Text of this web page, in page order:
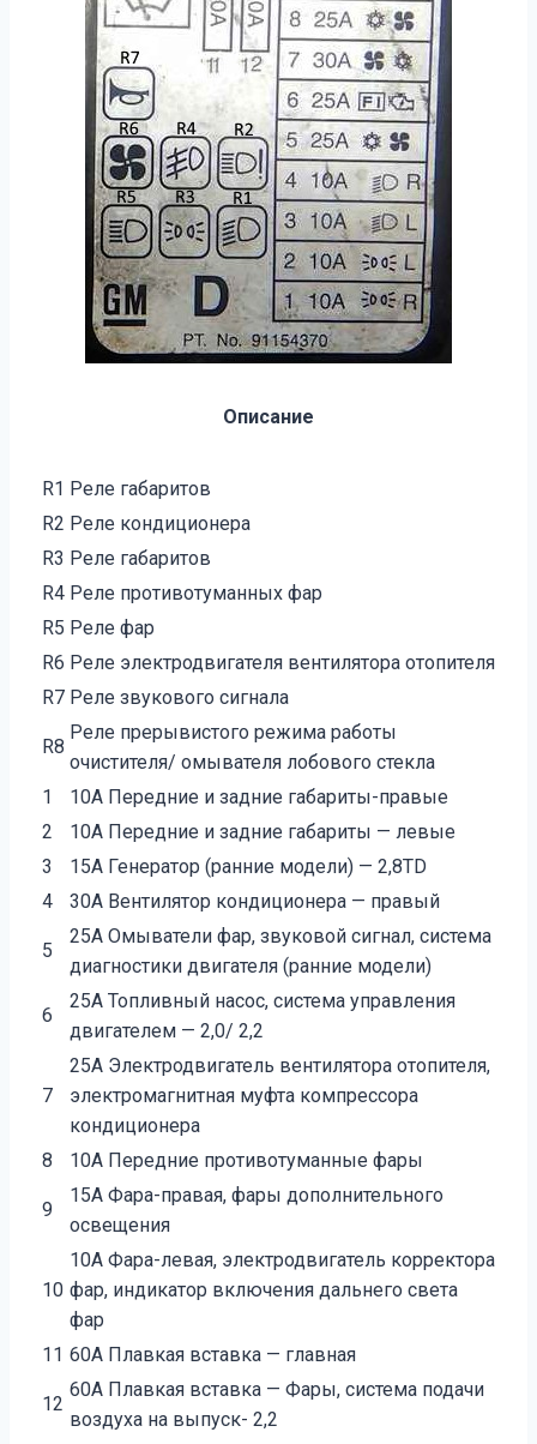
Описание
R1 Реле габаритов
R2 Реле кондиционера
R3 Реле габаритов
R4 Реле противотуманных фар
R5 Реле фар
R6 Реле электродвигателя вентилятора отопителя
R7 Реле звукового сигнала
R8
Реле прерывистого режима работы
очистителя/ омывателя лобового стекла
1
10A Передние и задние габариты-правые
2
10A Передние и задние габариты — левые
3
15A Генератор (ранние модели) — 2,8TD
4
30A Вентилятор кондиционера — правый
5
25A Омыватели фар, звуковой сигнал, система
диагностики двигателя (ранние модели)
6
25A Топливный насос, система управления
двигателем — 2,0/ 2,2
7
25A Электродвигатель вентилятора отопителя,
электромагнитная муфта компрессора
кондиционера
8
10A Передние противотуманные фары
9
15A Фара-правая, фары дополнительного
освещения
10
10A Фара-левая, электродвигатель корректора
фар, индикатор включения дальнего света
фар
11 60A Плавкая вставка — главная
12
60A Плавкая вставка — Фары, система подачи
воздуха на выпуск- 2,2